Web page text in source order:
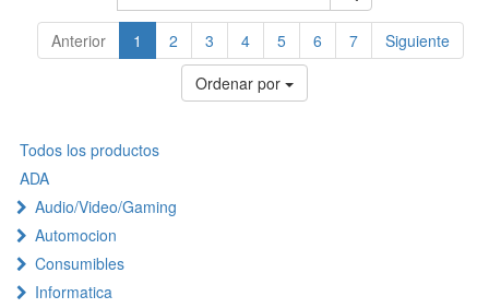
Anterior 1 2 3 4 5 6 7
Siguiente
Ordenar por
Todos los productos
ADA
Audio/Video/Gaming
Automocion
Consumibles
Informatica